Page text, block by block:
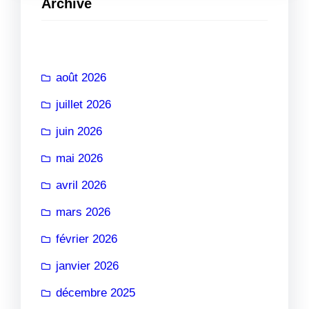
Archive
août 2026
juillet 2026
juin 2026
mai 2026
avril 2026
mars 2026
février 2026
janvier 2026
décembre 2025